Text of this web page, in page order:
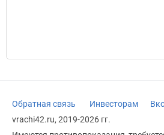
Обратная связь Инвесторам
vrachi42.ru, 2019-2026 гг.